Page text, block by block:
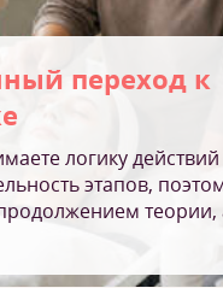
переход к
логику действий
этапов,
теории,